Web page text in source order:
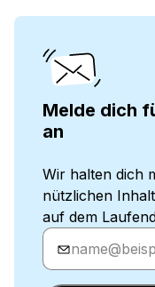
Melde dich
an
Wir halten dich
nützlichen
auf dem
Gib
deine
E-